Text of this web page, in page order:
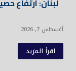
أغسطس 7, 2026
اقرأ المزيد